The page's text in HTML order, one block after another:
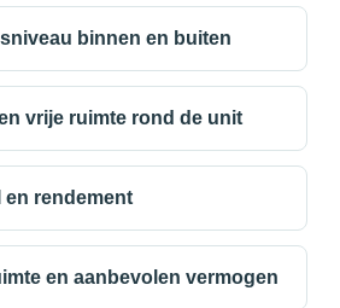
binnen en buiten
vrije ruimte rond de unit
en rendement
en aanbevolen vermogen